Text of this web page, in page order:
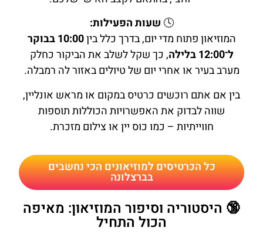
🕓 שעות הפעילות:
המוזיאון פתוח מדי יום, בדרך כלל בין
10:00 בבוקר
ל־12:00 בלילה
, כך שקל לשלב את הביקור כחלק
מערב בעיר או אחרי יום של טיולים באזור לה רמבלה.
בין אם אתם רוכשים כרטיס במקום או מראש אונליין,
שווה לבדוק את האפשרויות הכוללות תוספות
חווייתיות – כמו כוס יין או צילום מזכרת.
כל הכרטיסים למוזיאונים הכי נחשבים
בברצלונה
🔞 היסטוריה וסיפור המוזיאון: מאיפה
הכול התחיל